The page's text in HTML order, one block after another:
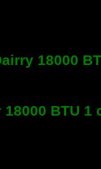
18000
BTU 1